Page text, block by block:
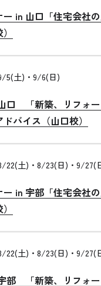
ー in 山口「住宅会社
5(土)・9/6(日)
口 「新築、リフォ
バイス（山口校）
22(土)・8/23(日)・9/27(
ー in 宇部「住宅会社
22(土)・8/23(日)・9/27(
部 「新築、リフォ